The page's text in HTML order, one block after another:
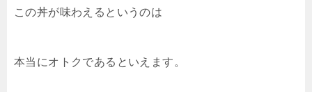
この丼が味わえるというのは
本当にオトクであるといえます。